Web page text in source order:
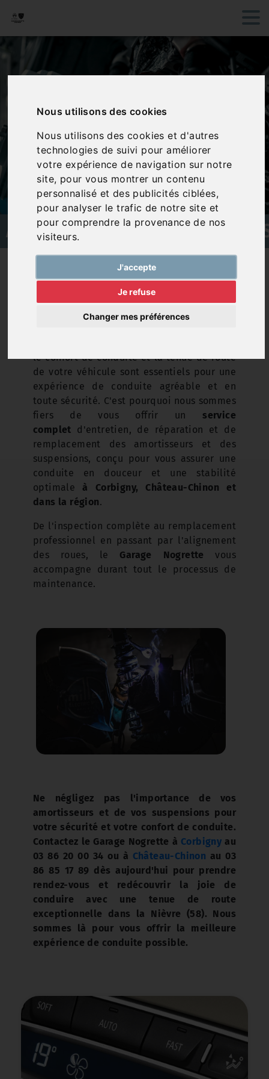
Nous utilisons des cookies
Nous utilisons des cookies et d'autres
technologies de suivi pour améliorer
votre expérience de navigation sur notre
site, pour vous montrer un contenu
personnalisé et des publicités ciblées,
pour analyser le trafic de notre site et
pour comprendre la provenance de nos
visiteurs.
J'accepte
Je refuse
Changer mes préférences
AMORTISSEURS/
Amortisseurs/suspensions
le confort de conduite et la tenue de route
de votre véhicule sont essentiels pour une
expérience de conduite agréable et en
toute sécurité. C'est pourquoi nous sommes
fiers de vous offrir unservice
complet d'entretien, de réparation et de
remplacement des amortisseurs et des
suspensions, conçu pour vous assurer une
conduite en douceur et une stabilité
optimale à Corbigny, Château-Chinon et
dans la région.
De l'inspection complète au remplacement
professionnel en passant par l'alignement
des roues, le Garage Nogrette vous
accompagne durant tout le processus de
maintenance.
Ne négligez pas l'importance de vos
amortisseurs et de vos suspensions pour
votre sécurité et votre confort de conduite.
Contactez le Garage Nogrette à Corbigny au
03 86 20 00 34 ou à Château-Chinon au 03
86 85 17 89 dès aujourd'hui pour prendre
rendez-vous et redécouvrir la joie de
conduire avec une tenue de route
exceptionnelle dans la Nièvre (58). Nous
sommes là pour vous offrir la meilleure
expérience de conduite possible.